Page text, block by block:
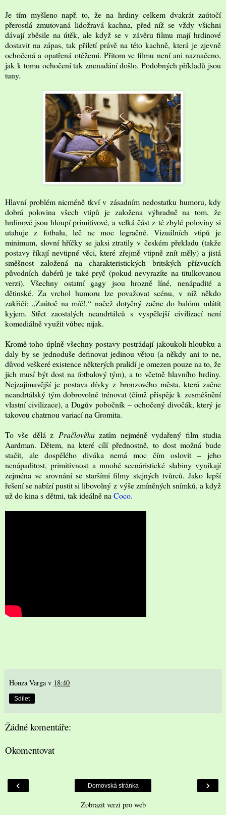
Je tím myšleno např. to, že na hrdiny celkem dvakrát zaútočí
přerostlá zmutovaná lidožravá kachna, před níž se vždy všichni
dávají zběsile na útěk, ale když se v závěru filmu mají hrdinové
dostavit na zápas, tak přiletí právě na této kachně, která je zjevně
ochočená a opatřená otěžemi. Přitom ve filmu není ani naznačeno,
jak k tomu ochočení tak znenadání došlo. Podobných příkladů jsou
tuny.
Hlavní problém nicméně tkví v zásadním nedostatku humoru, kdy
dobrá polovina všech vtipů je založena výhradně na tom, že
hrdinové jsou hloupí primitivové, a velká část z té zbylé poloviny si
utahuje z fotbalu, leč ne moc legračně. Vizuálních vtipů je
minimum, slovní hříčky se jaksi ztratily v českém překladu (takže
postavy říkají nevtipné věci, které zřejmě vtipně znít měly) a jistá
směšnost založená na charakteristických britských přízvucích
původních dabérů je také pryč (pokud nevyrazíte na titulkovanou
verzi). Všechny ostatní gagy jsou hrozně líné, nenápadité a
dětinské. Za vrchol humoru lze považovat scénu, v níž někdo
zakřičí: „Zaútoč na míč!,“ načež dotyčný začne do balónu mlátit
kyjem. Střet zaostalých neandrtálců s vyspělejší civilizací není
komediálně využit vůbec nijak.
Kromě toho úplně všechny postavy postrádají jakoukoli hloubku a
daly by se jednoduše definovat jedinou větou (a někdy ani to ne,
důvod veškeré existence některých pralidí je omezen pouze na to, že
jich musí být dost na fotbalový tým), a to včetně hlavního hrdiny.
Nejzajímavější je postava dívky z bronzového města, která začne
neandrtálský tým dobrovolně trénovat (čímž přispěje k zesměšnění
vlastní civilizace), a Dugův pobočník – ochočený divočák, který je
takovou chatrnou variací na Gromita.
To vše dělá z Pračlověkazatím nejméně vydařený film studia
Aardman. Dětem, na které cílí přednostně, to dost možná bude
stačit, ale dospělého diváka nemá moc čím oslovit – jeho
nenápaditost, primitivnost a mnohé scenáristické slabiny vynikají
zejména ve srovnání se staršími filmy stejných tvůrců. Jako lepší
řešení se nabízí pustit si libovolný z výše zmíněných snímků, a když
už do kina s dětmi, tak ideálně na Coco.
Honza Varga v 18:40
Sdílet
Žádné komentáře:
Okomentovat
‹ ›
Domovská stránka
Zobrazit verzi pro web